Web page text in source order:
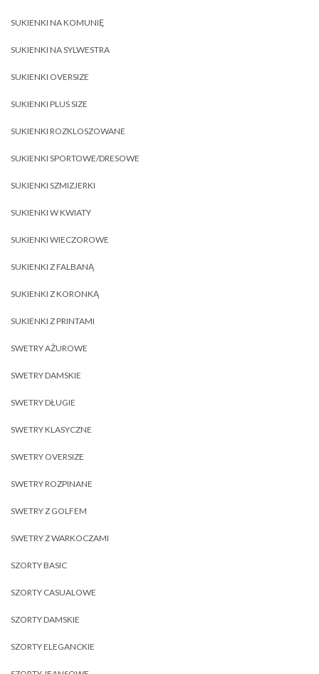
SUKIENKI NA KOMUNIĘ
SUKIENKI NA SYLWESTRA
SUKIENKI OVERSIZE
SUKIENKI PLUS SIZE
SUKIENKI ROZKLOSZOWANE
SUKIENKI SPORTOWE/DRESOWE
SUKIENKI SZMIZJERKI
SUKIENKI W KWIATY
SUKIENKI WIECZOROWE
SUKIENKI Z FALBANĄ
SUKIENKI Z KORONKĄ
SUKIENKI Z PRINTAMI
SWETRY AŻUROWE
SWETRY DAMSKIE
SWETRY DŁUGIE
SWETRY KLASYCZNE
SWETRY OVERSIZE
SWETRY ROZPINANE
SWETRY Z GOLFEM
SWETRY Z WARKOCZAMI
SZORTY BASIC
SZORTY CASUALOWE
SZORTY DAMSKIE
SZORTY ELEGANCKIE